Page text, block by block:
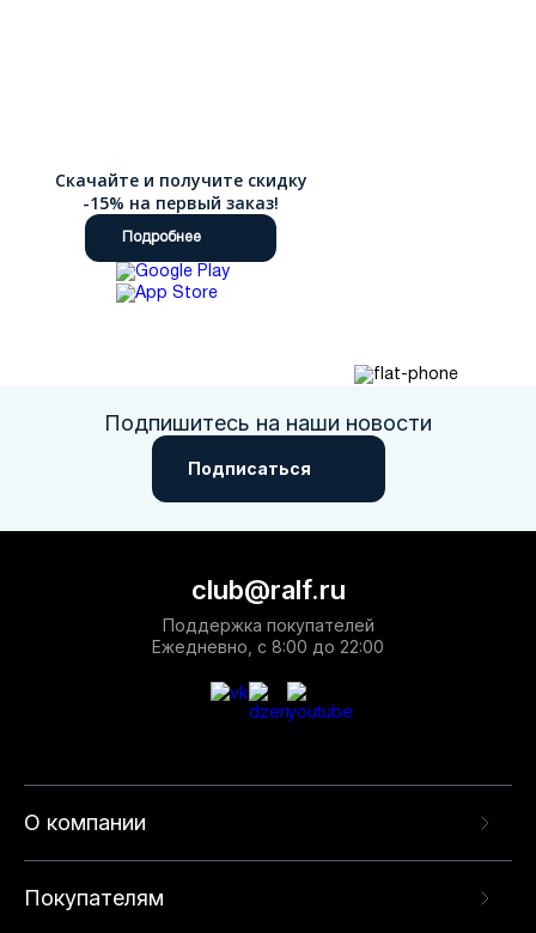
Скачайте и получите скидку
-15% на первый заказ!
Подробнее
Подпишитесь на наши новости
Подписаться
О компании
Покупателям
club@ralf.ru
Поддержка покупателей
Ежедневно, с 8:00 до 22:00